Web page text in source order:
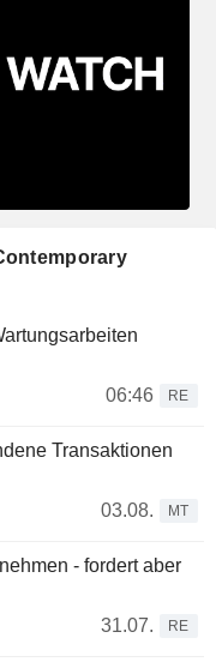
06:46
RE
Transaktionen
03.08.
MT
- fordert aber
31.07.
RE